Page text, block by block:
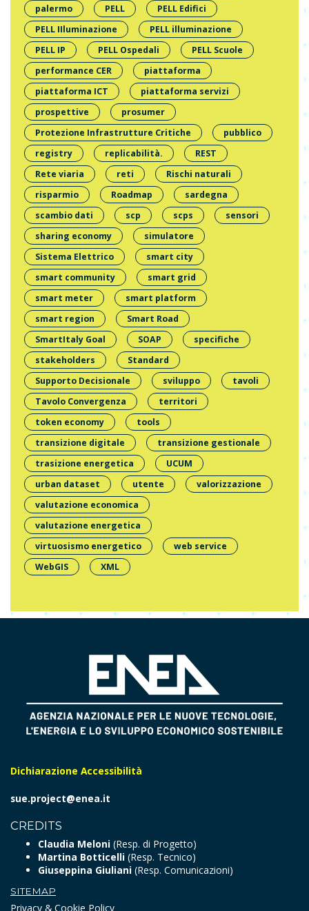
palermo
PELL
PELL Edifici
PELL IIluminazione
PELL illuminazione
PELL IP
PELL Ospedali
PELL Scuole
performance CER
piattaforma
piattaforma ICT
piattaforma servizi
prospettive
prosumer
Protezione Infrastrutture Critiche
pubblico
registry
replicabilità.
REST
Rete viaria
reti
Rischi naturali
risparmio
Roadmap
sardegna
scambio dati
scp scps
sensori
sharing economy
simulatore
Sistema Elettrico
smart city
smart community
smart grid
smart meter
smart platform
smart region
Smart Road
SmartItaly Goal
SOAP
specifiche
stakeholders
Standard
Supporto Decisionale
sviluppo
tavoli
Tavolo Convergenza
territori
token economy
tools
transizione digitale
transizione gestionale
trasizione energetica
UCUM
urban dataset
utente
valorizzazione
valutazione economica
valutazione energetica
virtuosismo energetico
web service
WebGIS
XML
Dichiarazione Accessibilità
sue.project@enea.it
CREDITS
Claudia Meloni (Resp. di Progetto)
Martina Botticelli (Resp. Tecnico)
Giuseppina Giuliani (Resp. Comunicazioni)
SITEMAP
Privacy & Cookie Policy